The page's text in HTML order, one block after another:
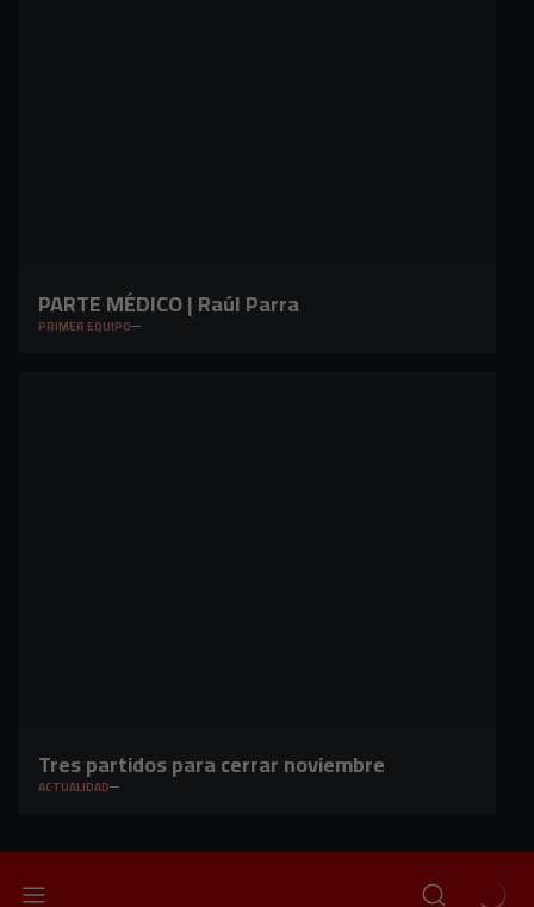
PARTE MÉDICO | Raúl Parra
PRIMER EQUIPO
Tres partidos para cerrar noviembre
ACTUALIDAD